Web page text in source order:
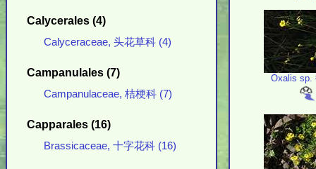
Calycerales (4)
Calyceraceae, 头花草科 (4)
Campanulales (7)
Campanulaceae, 桔梗科 (7)
Capparales (16)
Brassicaceae, 十字花科 (16)
Oxalis sp.